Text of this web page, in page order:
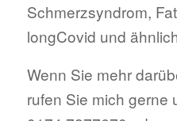
Schmerzsyndrom,
longCovid und
Wenn Sie mehr
rufen Sie mich gerne